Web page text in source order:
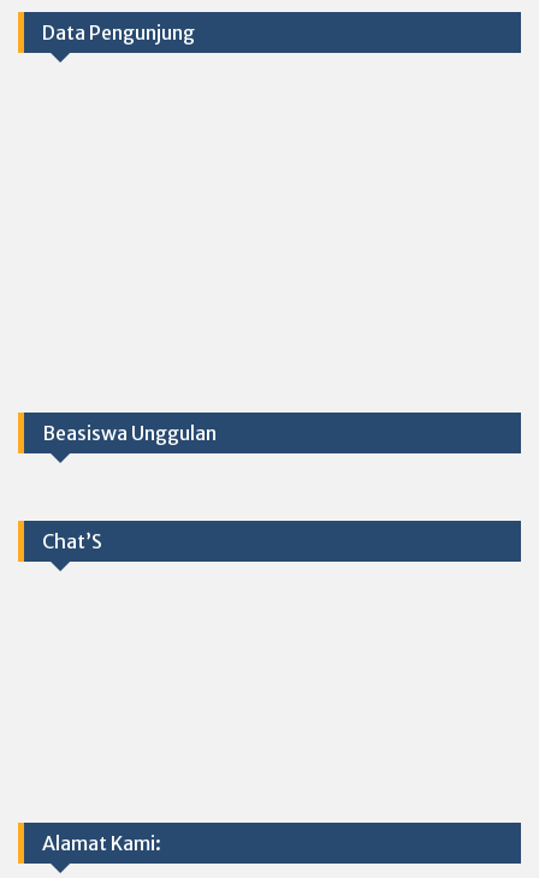
Data Pengunjung
Beasiswa Unggulan
Chat’S
Alamat Kami: